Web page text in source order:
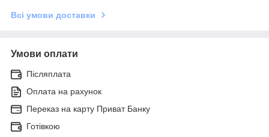
Всі умови доставки
Умови оплати
Післяплата
Оплата на рахунок
Переказ на карту Приват Банку
Готівкою